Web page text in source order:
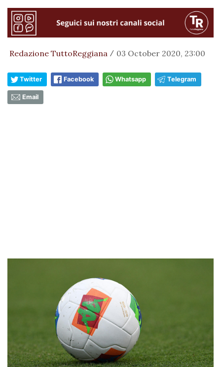
Redazione TuttoReggiana / 03 October 2020, 23:00
Twitter Facebook Whatsapp Telegram
Email